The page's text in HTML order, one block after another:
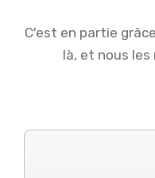
C'est en partie
là, et nous